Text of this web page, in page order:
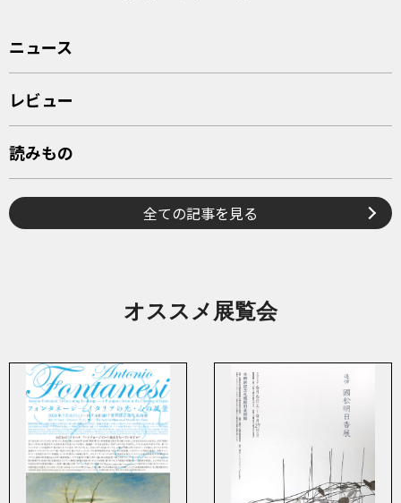
ニュース
レビュー
読みもの
全ての記事を見る
オススメ展覧会